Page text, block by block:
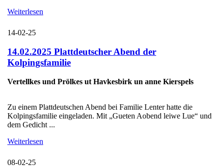
Weiterlesen
14-02-25
14.02.2025 Plattdeutscher Abend der
Kolpingsfamilie
Vertellkes und Prölkes ut Havkesbirk un anne Kierspels
Zu einem Plattdeutschen Abend bei Familie Lenter hatte die
Kolpingsfamilie eingeladen. Mit „Gueten Aobend leiwe Lue“ und
dem Gedicht ...
Weiterlesen
08-02-25